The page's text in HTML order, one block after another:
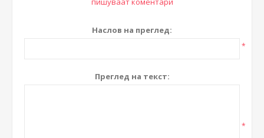
Наслов на преглед:
*
Преглед на текст:
*